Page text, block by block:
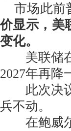
市场此前
价显示，美
变化。
美联储在
2027年再降
此次决议
兵不动。
在鲍威尔